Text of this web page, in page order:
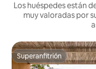
Los huéspedes están
muy valoradas por
Superanfitrión
Superanfitrión